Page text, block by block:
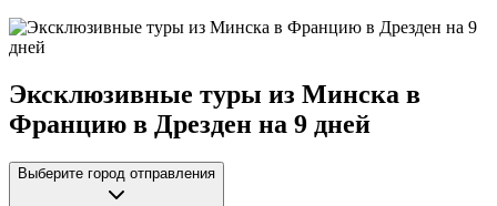
Эксклюзивные туры из Минска в
Францию в Дрезден на 9 дней
Выберите город отправления